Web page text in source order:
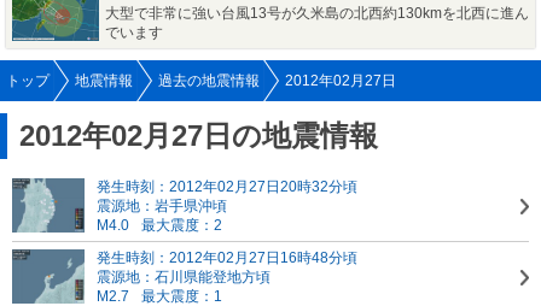
大型で非常に強い台風13号が久米島の北西約130kmを北西に進ん
でいます
トップ 地震情報 過去の地震情報 2012年02月27日
2012年02月27日の地震情報
発生時刻：2012年02月27日20時32分頃
震源地：岩手県沖頃
M4.0
最大震度：2
発生時刻：2012年02月27日16時48分頃
震源地：石川県能登地方頃
M2.7
最大震度：1